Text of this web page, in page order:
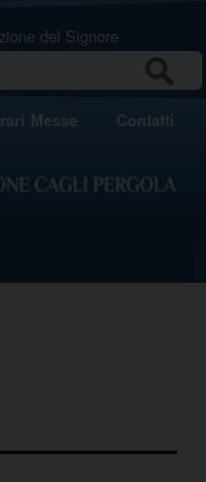
del Signore
Messe Contatti